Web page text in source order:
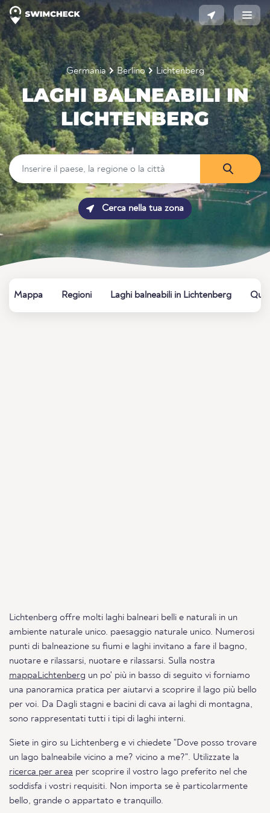
Germania Berlino Lichtenberg
LAGHI BALNEABILI IN
LICHTENBERG
Cerca nella tua zona
Mappa Regioni Laghi balneabili in Lichtenberg
Lichtenberg offre molti laghi balneari belli e naturali in un
ambiente naturale unico. paesaggio naturale unico. Numerosi
punti di balneazione su fiumi e laghi invitano a fare il bagno,
nuotare e rilassarsi, nuotare e rilassarsi. Sulla nostra
mappaLichtenberg un po' più in basso di seguito vi forniamo
una panoramica pratica per aiutarvi a scoprire il lago più bello
per voi. Da Dagli stagni e bacini di cava ai laghi di montagna,
sono rappresentati tutti i tipi di laghi interni.
Siete in giro su Lichtenberg e vi chiedete "Dove posso trovare
un lago balneabile vicino a me? vicino a me?". Utilizzate la
ricerca per area per scoprire il vostro lago preferito nel che
soddisfa i vostri requisiti. Non importa se è particolarmente
bello, grande o appartato e tranquillo.